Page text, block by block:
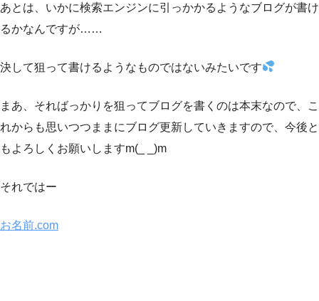
あとは、いかに検索エンジンに引っかかるようなブログが書け
るかなんですが……
決して狙って書けるようなものではないみたいです
まあ、そればっかりを狙ってブログを書くのは本末なので、こ
れからも思いつつままにブログ更新していきますので、今後と
もよろしくお願いしますm(_ _)m
それではー
お名前.com